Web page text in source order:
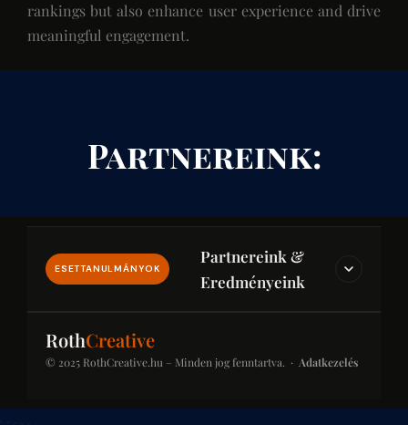
rankings but also enhance user experience and drive
meaningful engagement.
Partnereink:
ESETTANULMÁNYOK
Partnereink &
Eredményeink
IPAR & JOG & PÉNZÜGY
RothCreative
© 2025 RothCreative.hu – Minden jog fenntartva. · Adatkezelés